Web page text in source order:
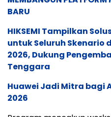
BARU
HIKSEMI Tampilkan
untuk Seluruh Skenario
2026, Dukung
Tenggara
Huawei Jadi Mitra bagi
2026